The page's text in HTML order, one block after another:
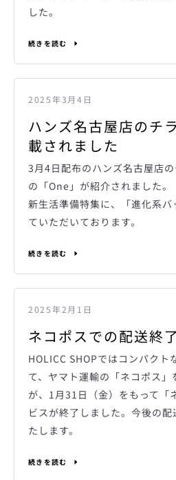
した。
続きを読む
2025年3月4日
ハンズ名古屋店のチ
載されました
3月4日配布のハンズ名古屋店
の「One」が紹介されました。
新生活準備特集に、「進化系
ていただいております。
続きを読む
2025年2月1日
ネコポスでの配送終
HOLICC SHOPではコンパクト
て、ヤマト運輸の「ネコポス
が、1月31日（金）をもって「
ビスが終了しました。今後の
たします。
続きを読む